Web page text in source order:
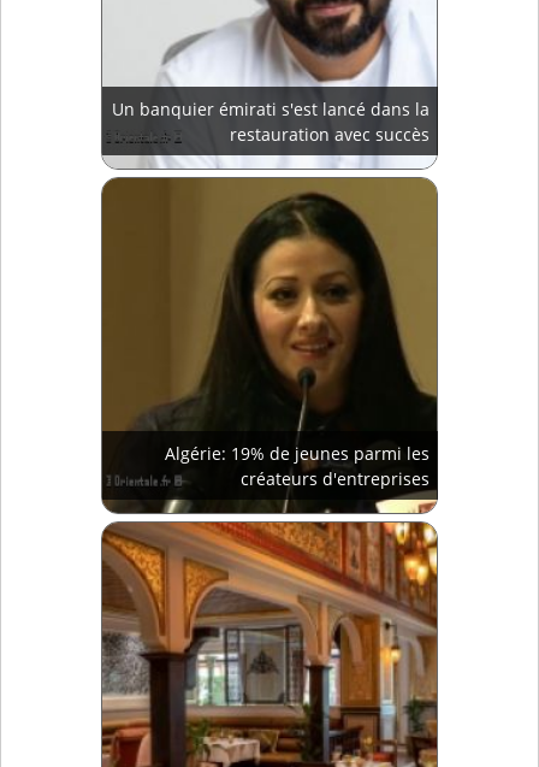
Un banquier émirati s'est lancé dans la
restauration avec succès
Algérie: 19% de jeunes parmi les
créateurs d'entreprises